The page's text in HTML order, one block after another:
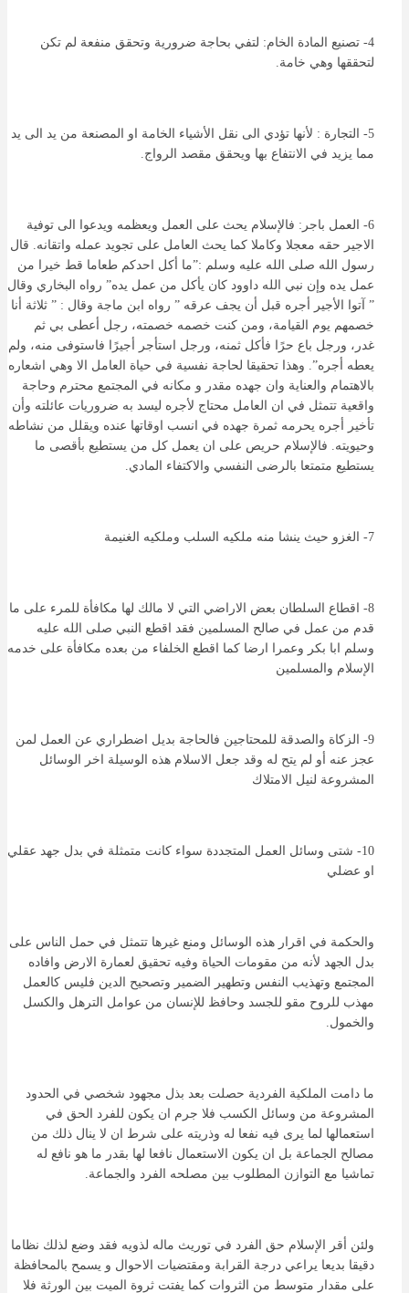
4- تصنيع المادة الخام: لتفي بحاجة ضرورية وتحقق منفعة لم تكن
لتحققها وهي خامة.
5- التجارة : لأنها تؤدي الى نقل الأشياء الخامة او المصنعة من يد الى يد
مما يزيد في الانتفاع بها ويحقق مقصد الرواج.
6- العمل باجر: فالإسلام يحث على العمل ويعظمه ويدعوا الى توفية
الاجير حقه معجلا وكاملا كما يحث العامل على تجويد عمله واتقانه. قال
رسول الله صلى الله عليه وسلم :”ما أكل احدكم طعاما قط خيرا من
عمل يده وإن نبي الله داوود كان يأكل من عمل يده” رواه البخاري وقال
” آتوا الأجير أجره قبل أن يجف عرقه ” رواه ابن ماجة وقال : ” ثلاثة أنا
خصمهم يوم القيامة، ومن كنت خصمه خصمته، رجل أعطى بي ثم
غدر، ورجل باع حرًا فأكل ثمنه، ورجل استأجر أجيرًا فاستوفى منه، ولم
يعطه أجره”. وهذا تحقيقا لحاجة نفسية في حياة العامل الا وهي اشعاره
بالاهتمام والعناية وان جهده مقدر و مكانه في المجتمع محترم وحاجة
واقعية تتمثل في ان العامل محتاج لأجره ليسد به ضروريات عائلته وأن
تأخير أجره يحرمه ثمرة جهده في انسب اوقاتها عنده ويقلل من نشاطه
وحيويته. فالإسلام حريص على ان يعمل كل من يستطيع بأقصى ما
يستطيع متمتعا بالرضى النفسي والاكتفاء المادي.
7- الغزو حيث ينشا منه ملكيه السلب وملكيه الغنيمة
8- اقطاع السلطان بعض الاراضي التي لا مالك لها مكافأة للمرء على ما
قدم من عمل في صالح المسلمين فقد اقطع النبي صلى الله عليه
وسلم ابا بكر وعمرا ارضا كما اقطع الخلفاء من بعده مكافأة على خدمه
الإسلام والمسلمين
9- الزكاة والصدقة للمحتاجين فالحاجة بديل اضطراري عن العمل لمن
عجز عنه أو لم يتح له وقد جعل الاسلام هذه الوسيلة اخر الوسائل
المشروعة لنيل الامتلاك
10- شتى وسائل العمل المتجددة سواء كانت متمثلة في بدل جهد عقلي
او عضلي
والحكمة في اقرار هذه الوسائل ومنع غيرها تتمثل في حمل الناس على
بدل الجهد لأنه من مقومات الحياة وفيه تحقيق لعمارة الارض وافاده
المجتمع وتهذيب النفس وتطهير الضمير وتصحيح الدين فليس كالعمل
مهذب للروح مقو للجسد وحافظ للإنسان من عوامل الترهل والكسل
والخمول.
ما دامت الملكية الفردية حصلت بعد بذل مجهود شخصي في الحدود
المشروعة من وسائل الكسب فلا جرم ان يكون للفرد الحق في
استعمالها لما يرى فيه نفعا له وذريته على شرط ان لا ينال ذلك من
مصالح الجماعة بل ان يكون الاستعمال نافعا لها بقدر ما هو نافع له
تماشيا مع التوازن المطلوب بين مصلحه الفرد والجماعة.
ولئن أقر الإسلام حق الفرد في توريث ماله لذويه فقد وضع لذلك نظاما
دقيقا بديعا يراعي درجة القرابة ومقتضيات الاحوال و يسمح بالمحافظة
على مقدار متوسط من الثروات كما يفتت ثروة الميت بين الورثة فلا